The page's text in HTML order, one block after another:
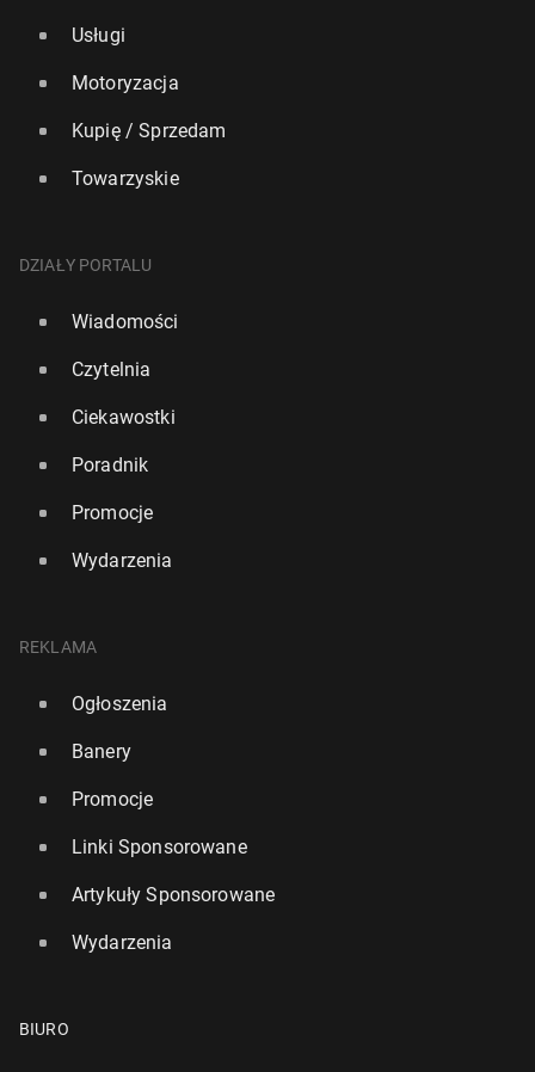
Usługi
Motoryzacja
Kupię / Sprzedam
Towarzyskie
DZIAŁY PORTALU
Wiadomości
Czytelnia
Ciekawostki
Poradnik
Promocje
Wydarzenia
REKLAMA
Ogłoszenia
Banery
Promocje
Linki Sponsorowane
Artykuły Sponsorowane
Wydarzenia
BIURO